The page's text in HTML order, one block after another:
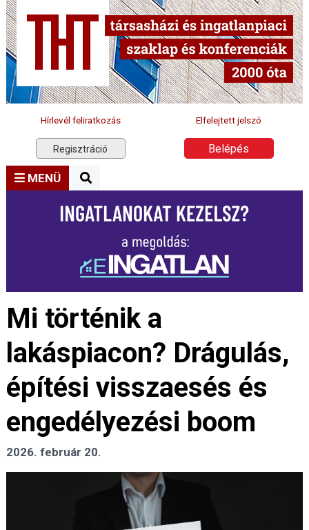
Hírlevél feliratkozás Elfelejtett jelszó
Regisztráció Belépés
MENÜ
Mi történik a
lakáspiacon? Drágulás,
építési visszaesés és
engedélyezési boom
2026. február 20.